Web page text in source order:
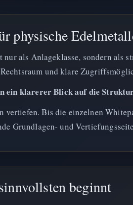
physische
als Anlageklasse, sondern als
und klare
ein klarerer Blick auf die
vertiefen. Bis die einzelnen
Grundlagen- und
beginnt